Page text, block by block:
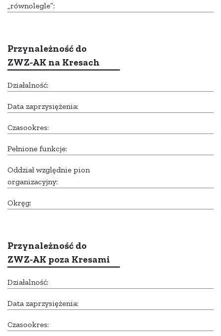
„równolegle”:
Przynależność do
ZWZ-AK na Kresach
Działalność:
Data zaprzysiężenia:
Czasookres:
Pełnione funkcje:
Oddział względnie pion
organizacyjny:
Okręg:
Przynależność do
ZWZ-AK poza Kresami
Działalność:
Data zaprzysiężenia:
Czasookres: